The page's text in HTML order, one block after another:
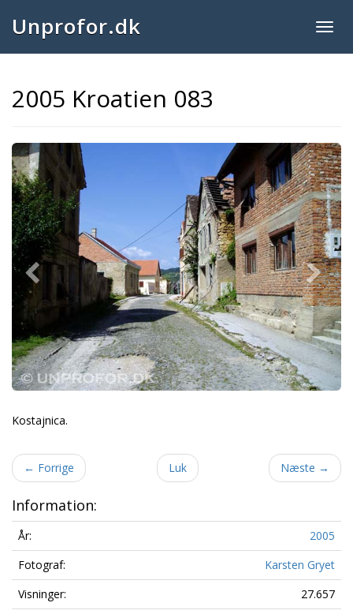
Unprofor.dk
2005 Kroatien 083
Previous Next
Kostajnica.
← Forrige Luk Næste →
Information:
År:
2005
Fotograf:
Karsten Gryet
Visninger:
27.657